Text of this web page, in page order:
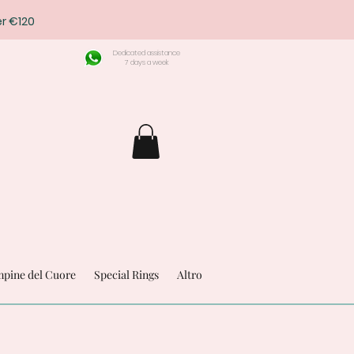
€120
Dedicated assistance
7 days a week
del Cuore Special Rings Altro